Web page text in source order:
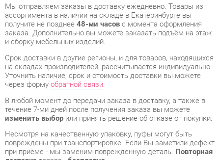
и сборку мебельных изделий.
Срок доставки в другие регионы, и для товаров, находящихся
на складах производителей, рассчитывается индивидуально.
Уточнить наличие, срок и стоимость доставки вы можете
через формуобратной связи.
В любой момент до передачи заказа в доставку, а также в
течение 7-ми дней после получения заказа вы можете
изменить выборили принять решение об отказе от покупки.
повреждены при транспортировке. Если Вы заметили дефект
при приёме - мы заменим поврежденную деталь.Повторная
доставкатовара - бесплатна.
На всю мебель категории Пуфы распространяетсягарантия
1 год, а на некоторые модели – 2 года с момента
приобретения.